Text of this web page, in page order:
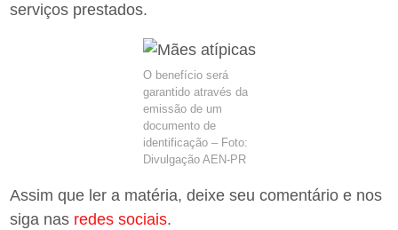
serviços prestados.
O benefício será
garantido através da
emissão de um
documento de
identificação – Foto:
Divulgação AEN-PR
Assim que ler a matéria, deixe seu comentário e nos
siga nas redes sociais.